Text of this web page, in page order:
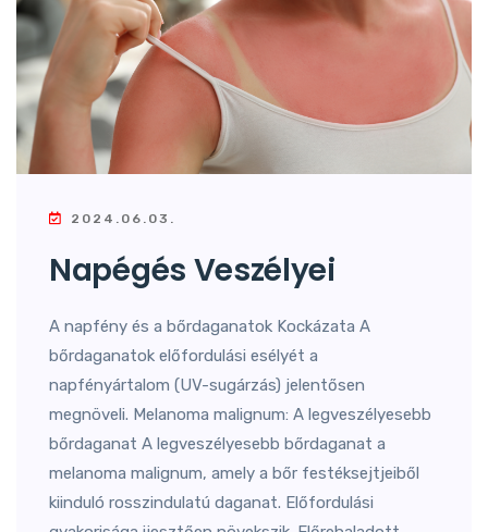
2024.06.03.
Napégés Veszélyei
A napfény és a bőrdaganatok Kockázata A
bőrdaganatok előfordulási esélyét a
napfényártalom (UV-sugárzás) jelentősen
megnöveli. Melanoma malignum: A legveszélyesebb
bőrdaganat A legveszélyesebb bőrdaganat a
melanoma malignum, amely a bőr festéksejtjeiből
kiinduló rosszindulatú daganat. Előfordulási